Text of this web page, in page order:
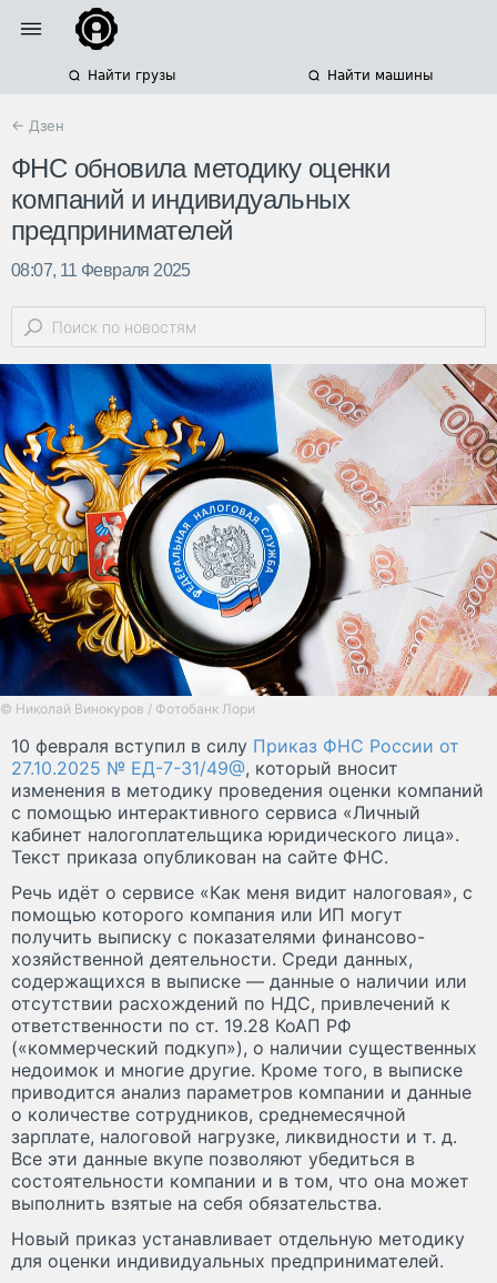
Найти грузы Найти машины
← Дзен
ФНС обновила методику оценки
компаний и индивидуальных
предпринимателей
08:07, 11 Февраля 2025
© Николай Винокуров / Фотобанк Лори
10 февраля вступил в силу Приказ ФНС России от
27.10.2025 № ЕД-7-31/49@, который вносит
изменения в методику проведения оценки компаний
с помощью интерактивного сервиса «Личный
кабинет налогоплательщика юридического лица».
Текст приказа опубликован на сайте ФНС.
Речь идёт о сервисе «Как меня видит налоговая», с
помощью которого компания или ИП могут
получить выписку с показателями финансово-
хозяйственной деятельности. Среди данных,
содержащихся в выписке — данные о наличии или
отсутствии расхождений по НДС, привлечений к
ответственности по ст. 19.28 КоАП РФ
(«коммерческий подкуп»), о наличии существенных
недоимок и многие другие. Кроме того, в выписке
приводится анализ параметров компании и данные
о количестве сотрудников, среднемесячной
зарплате, налоговой нагрузке, ликвидности и т. д.
Все эти данные вкупе позволяют убедиться в
состоятельности компании и в том, что она может
выполнить взятые на себя обязательства.
Новый приказ устанавливает отдельную методику
для оценки индивидуальных предпринимателей.